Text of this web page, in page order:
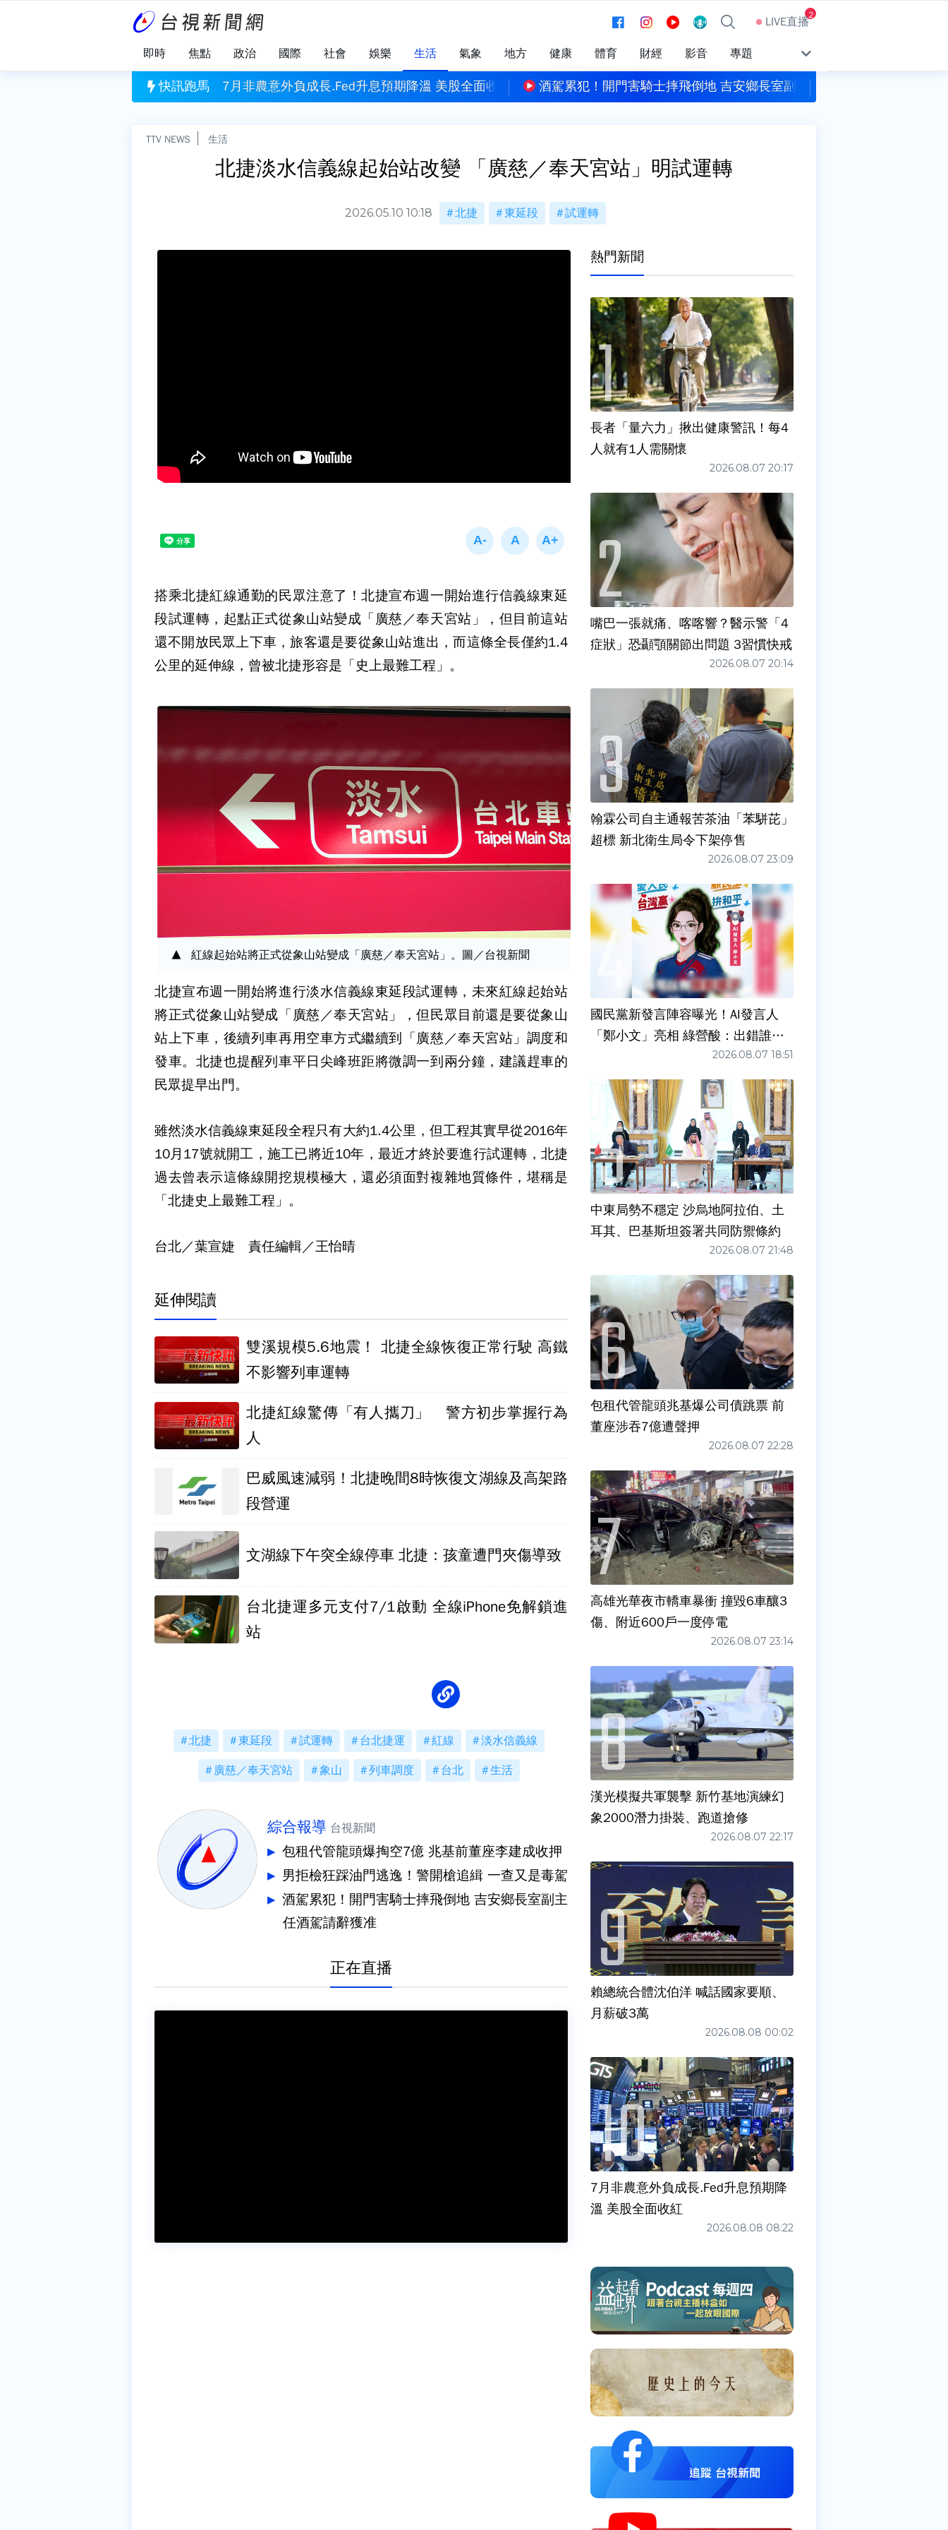
LIVE直播2
即時 焦點 政治 國際 社會 娛樂 生活 氣象 地方 健康 體育 財經 影音 專題
快訊跑馬
長.Fed升息預期降溫 美股全面收紅 酒駕累犯！開門害騎士摔飛倒地 吉安鄉長室副主任酒駕請辭獲准男拒檢狂踩油門逃逸！警開槍追緝 一查又是毒駕
TTV NEWS 生活
北捷淡水信義線起始站改變 「廣慈／奉天宮站」明試運轉
2026.05.10 10:18 北捷 東延段 試運轉
搭乘北捷紅線通勤的民眾注意了！北捷宣布週一開始進行信義線東延
段試運轉，起點正式從象山站變成「廣慈／奉天宮站」，但目前這站
還不開放民眾上下車，旅客還是要從象山站進出，而這條全長僅約1.4
公里的延伸線，曾被北捷形容是「史上最難工程」。
紅線起始站將正式從象山站變成「廣慈／奉天宮站」。圖／台視新聞
北捷宣布週一開始將進行淡水信義線東延段試運轉，未來紅線起始站
將正式從象山站變成「廣慈／奉天宮站」，但民眾目前還是要從象山
站上下車，後續列車再用空車方式繼續到「廣慈／奉天宮站」調度和
發車。北捷也提醒列車平日尖峰班距將微調一到兩分鐘，建議趕車的
民眾提早出門。
雖然淡水信義線東延段全程只有大約1.4公里，但工程其實早從2016年
10月17號就開工，施工已將近10年，最近才終於要進行試運轉，北捷
過去曾表示這條線開挖規模極大，還必須面對複雜地質條件，堪稱是
「北捷史上最難工程」。
台北／葉宣婕 責任編輯／王怡晴
延伸閱讀
雙溪規模5.6地震！ 北捷全線恢復正常行駛 高鐵
不影響列車運轉
北捷紅線驚傳「有人攜刀」 警方初步掌握行為
人
巴威風速減弱！北捷晚間8時恢復文湖線及高架路
段營運
文湖線下午突全線停車 北捷：孩童遭門夾傷導致
台北捷運多元支付7/1啟動 全線iPhone免解鎖進
站
北捷 東延段 試運轉 台北捷運 紅線 淡水信義線
廣慈／奉天宮站 象山 列車調度 台北 生活
綜合報導 台視新聞
包租代管龍頭爆掏空7億 兆基前董座李建成收押
男拒檢狂踩油門逃逸！警開槍追緝 一查又是毒駕
酒駕累犯！開門害騎士摔飛倒地 吉安鄉長室副主
任酒駕請辭獲准
正在直播
熱門新聞
長者「量六力」揪出健康警訊！每4
人就有1人需關懷
2026.08.07 20:17
嘴巴一張就痛、喀喀響？醫示警「4
症狀」恐顳顎關節出問題 3習慣快戒
2026.08.07 20:14
翰霖公司自主通報苦茶油「苯駢芘」
超標 新北衛生局令下架停售
2026.08.07 23:09
國民黨新發言陣容曝光！AI發言人
「鄭小文」亮相 綠營酸：出錯誰負
2026.08.07 18:51
中東局勢不穩定 沙烏地阿拉伯、土
耳其、巴基斯坦簽署共同防禦條約
2026.08.07 21:48
包租代管龍頭兆基爆公司債跳票 前
董座涉吞7億遭聲押
2026.08.07 22:28
高雄光華夜市轎車暴衝 撞毀6車釀3
傷、附近600戶一度停電
2026.08.07 23:14
漢光模擬共軍襲擊 新竹基地演練幻
象2000潛力掛裝、跑道搶修
2026.08.07 22:17
賴總統合體沈伯洋 喊話國家要順、
月薪破3萬
2026.08.08 00:02
7月非農意外負成長.Fed升息預期降
溫 美股全面收紅
2026.08.08 08:22